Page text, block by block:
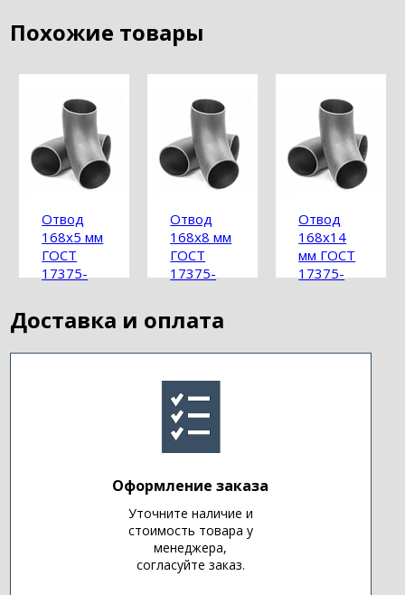
Похожие товары
Отвод
168х5 мм
ГОСТ
17375-
Отвод
168х8 мм
ГОСТ
17375-
Отвод
168х14
мм ГОСТ
17375-
Доставка и оплата
Оформление заказа
Уточните наличие и
стоимость товара у
менеджера,
согласуйте заказ.